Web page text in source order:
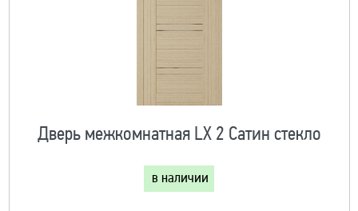
Дверь межкомнатная LX 2 Сатин стекло
в наличии